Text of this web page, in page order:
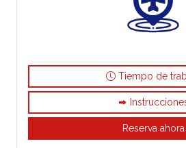
Tiempo de
Reserva ahora